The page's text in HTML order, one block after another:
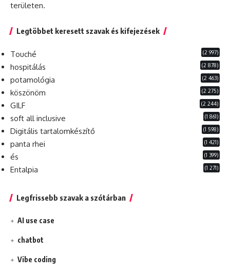
területen.
Legtöbbet keresett szavak és kifejezések
Touché (2 997)
hospitálás (2 878)
potamológia (2 463)
köszönöm (2 275)
GILF (2 244)
soft all inclusive (1 861)
Digitális tartalomkészítő (1 598)
panta rhei (1 421)
és (1 399)
Entalpia (1 271)
Legfrissebb szavak a szótárban
AI use case
chatbot
Vibe coding